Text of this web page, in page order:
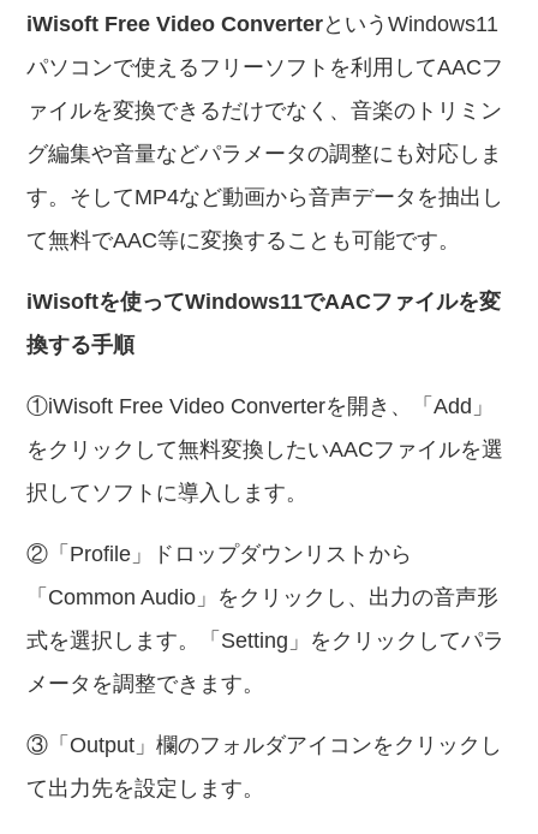
iWisoft Free Video ConverterというWindows11
パソコンで使えるフリーソフトを利用してAACフ
ァイルを変換できるだけでなく、音楽のトリミン
グ編集や音量などパラメータの調整にも対応しま
す。そしてMP4など動画から音声データを抽出し
て無料でAAC等に変換することも可能です。
iWisoftを使ってWindows11でAACファイルを変
換する手順
①iWisoft Free Video Converterを開き、「Add」
をクリックして無料変換したいAACファイルを選
択してソフトに導入します。
②「Profile」ドロップダウンリストから
「Common Audio」をクリックし、出力の音声形
式を選択します。「Setting」をクリックしてパラ
メータを調整できます。
③「Output」欄のフォルダアイコンをクリックし
て出力先を設定します。